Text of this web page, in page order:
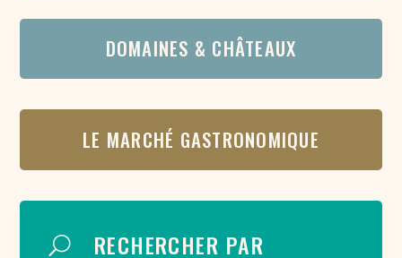
DOMAINES & CHÂTEAUX
LE MARCHÉ GASTRONOMIQUE
RECHERCHER PAR